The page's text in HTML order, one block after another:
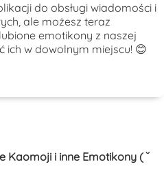
do obsługi wiadomości i
ale możesz teraz
emotikony z naszej
ich w dowolnym miejscu! 😊
Kaomoji i inne Emotikony ( ˘